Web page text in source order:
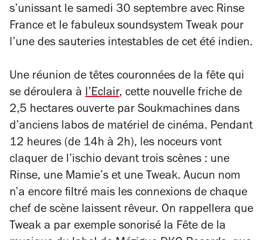
s’unissant le samedi 30 septembre avec Rinse
France et le fabuleux soundsystem Tweak pour
l’une des sauteries intestables de cet été indien.
Une réunion de têtes couronnées de la fête qui
se déroulera à l’Eclair, cette nouvelle friche de
2,5 hectares ouverte par Soukmachines dans
d’anciens labos de matériel de cinéma. Pendant
12 heures (de 14h à 2h), les noceurs vont
claquer de l’ischio devant trois scènes : une
Rinse, une Mamie’s et une Tweak. Aucun nom
n’a encore filtré mais les connexions de chaque
chef de scène laissent rêveur. On rappellera que
Tweak a par exemple sonorisé la Fête de la